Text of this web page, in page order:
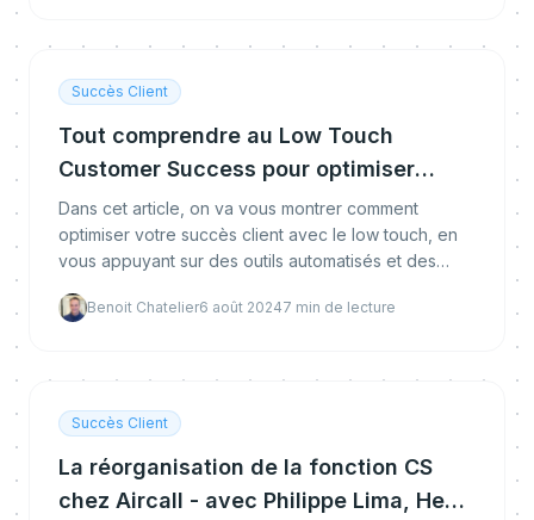
Succès Client
Tout comprendre au Low Touch
Customer Success pour optimiser
l'Engagement Client
Dans cet article, on va vous montrer comment
optimiser votre succès client avec le low touch, en
vous appuyant sur des outils automatisés et des
Benoit Chatelier6 août 20247 min de lecture
Succès Client
La réorganisation de la fonction CS
chez Aircall - avec Philippe Lima, Head